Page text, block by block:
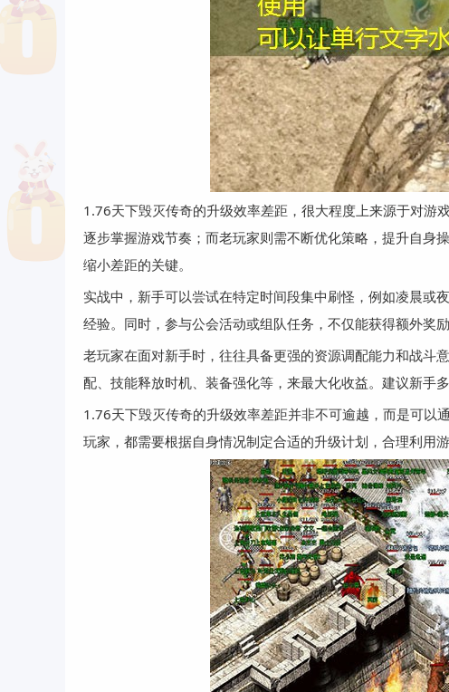
1.76天下毁灭传奇的升级效率差距，很大程度上来源于对游
逐步掌握游戏节奏；而老玩家则需不断优化策略，提升自身
缩小差距的关键。
实战中，新手可以尝试在特定时间段集中刷怪，例如凌晨或
经验。同时，参与公会活动或组队任务，不仅能获得额外奖
老玩家在面对新手时，往往具备更强的资源调配能力和战斗
配、技能释放时机、装备强化等，来最大化收益。建议新手
1.76天下毁灭传奇的升级效率差距并非不可逾越，而是可以
玩家，都需要根据自身情况制定合适的升级计划，合理利用